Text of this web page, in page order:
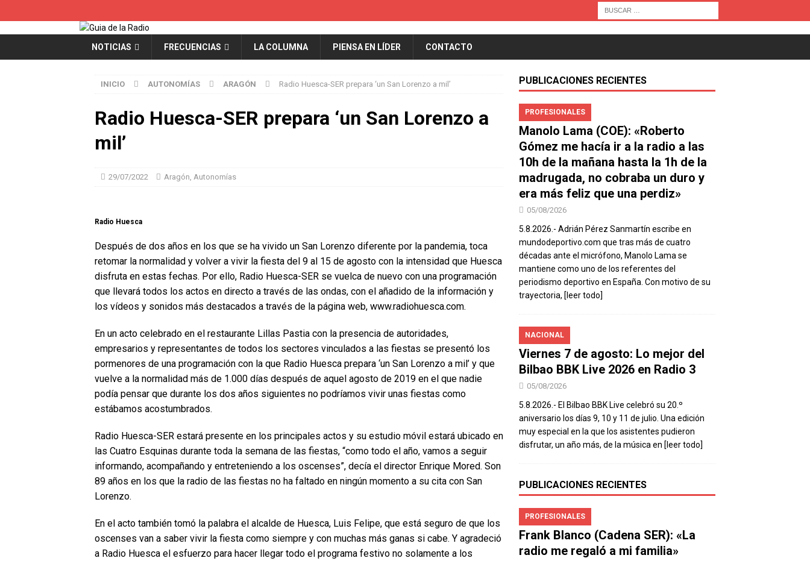
NOTICIAS FRECUENCIAS LA COLUMNA PIENSA EN LÍDER CONTACTO
INICIO AUTONOMÍAS ARAGÓN Radio Huesca-SER prepara ‘un San Lorenzo a mil’
Radio Huesca-SER prepara ‘un San Lorenzo a
mil’
29/07/2022 Aragón, Autonomías
Radio Huesca
Después de dos años en los que se ha vivido un San Lorenzo diferente por la pandemia, toca
retomar la normalidad y volver a vivir la fiesta del 9 al 15 de agosto con la intensidad que Huesca
disfruta en estas fechas. Por ello, Radio Huesca-SER se vuelca de nuevo con una programación
que llevará todos los actos en directo a través de las ondas, con el añadido de la información y
los vídeos y sonidos más destacados a través de la página web, www.radiohuesca.com.
En un acto celebrado en el restaurante Lillas Pastia con la presencia de autoridades,
empresarios y representantes de todos los sectores vinculados a las fiestas se presentó los
pormenores de una programación con la que Radio Huesca prepara ‘un San Lorenzo a mil’ y que
vuelve a la normalidad más de 1.000 días después de aquel agosto de 2019 en el que nadie
podía pensar que durante los dos años siguientes no podríamos vivir unas fiestas como
estábamos acostumbrados.
Radio Huesca-SER estará presente en los principales actos y su estudio móvil estará ubicado en
las Cuatro Esquinas durante toda la semana de las fiestas, “como todo el año, vamos a seguir
informando, acompañando y entreteniendo a los oscenses”, decía el director Enrique Mored. Son
89 años en los que la radio de las fiestas no ha faltado en ningún momento a su cita con San
Lorenzo.
En el acto también tomó la palabra el alcalde de Huesca, Luis Felipe, que está seguro de que los
oscenses van a saber vivir la fiesta como siempre y con muchas más ganas si cabe. Y agradeció
a Radio Huesca el esfuerzo para hacer llegar todo el programa festivo no solamente a los
PUBLICACIONES RECIENTES
PROFESIONALES
Manolo Lama (COE): «Roberto
Gómez me hacía ir a la radio a las
10h de la mañana hasta la 1h de la
madrugada, no cobraba un duro y
era más feliz que una perdiz»
05/08/2026
5.8.2026.- Adrián Pérez Sanmartín escribe en
mundodeportivo.com que tras más de cuatro
décadas ante el micrófono, Manolo Lama se
mantiene como uno de los referentes del
periodismo deportivo en España. Con motivo de su
trayectoria, [leer todo]
NACIONAL
Viernes 7 de agosto: Lo mejor del
Bilbao BBK Live 2026 en Radio 3
05/08/2026
5.8.2026.- El Bilbao BBK Live celebró su 20.º
aniversario los días 9, 10 y 11 de julio. Una edición
muy especial en la que los asistentes pudieron
disfrutar, un año más, de la música en [leer todo]
PUBLICACIONES RECIENTES
PROFESIONALES
Frank Blanco (Cadena SER): «La
radio me regaló a mi familia»